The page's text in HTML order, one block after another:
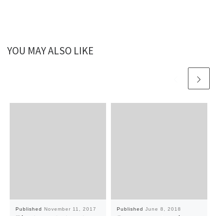
YOU MAY ALSO LIKE
Published November 11, 2017 Published June 8, 2018